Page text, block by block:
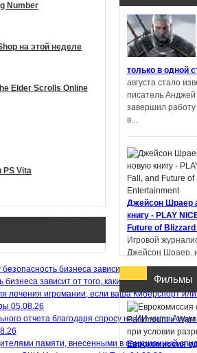
Number
на этой неделе
Elder Scrolls Online
PS Vita
только в одной
августа стало
писатель Анджей
завершил
в...
Джейсон Шраер
книгу - PLAY
Future of
Игровой
Джейсон Шраер,
книгами «Кровь,
«Нажми RESET»,...
В Китае
Фильмы
Еврокомиссия
зависит от того, какие используются
Киберспорт
05.08.26
Акции